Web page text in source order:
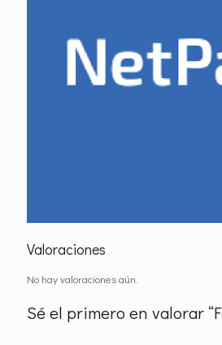
Valoraciones
No hay valoraciones aún.
Sé el primero en valorar